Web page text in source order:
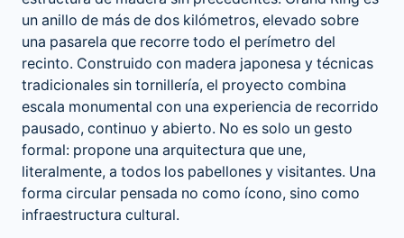
un anillo de más de dos kilómetros, elevado sobre
una pasarela que recorre todo el perímetro del
recinto. Construido con madera japonesa y técnicas
tradicionales sin tornillería, el proyecto combina
escala monumental con una experiencia de recorrido
pausado, continuo y abierto. No es solo un gesto
formal: propone una arquitectura que une,
literalmente, a todos los pabellones y visitantes. Una
forma circular pensada no como ícono, sino como
infraestructura cultural.